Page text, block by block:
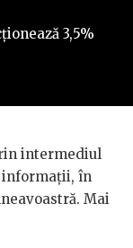
3,5%
rezervate.
SOCIÉTÉ
intermediul
informații, în
Mai